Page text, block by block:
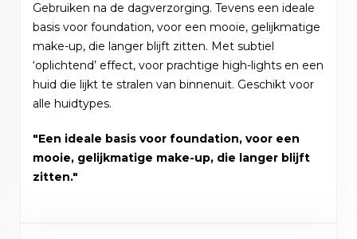
Gebruiken na de dagverzorging. Tevens een ideale
basis voor foundation, voor een mooie, gelijkmatige
make-up, die langer blijft zitten. Met subtiel
‘oplichtend’ effect, voor prachtige high-lights en een
huid die lijkt te stralen van binnenuit. Geschikt voor
alle huidtypes.
"Een ideale basis voor foundation, voor een
mooie, gelijkmatige make-up, die langer blijft
zitten."